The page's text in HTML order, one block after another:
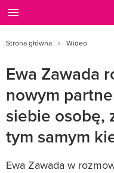
Strona główna Wideo
Ewa Zawada
nowym
siebie osobę,
tym samym
Ewa Zawada w